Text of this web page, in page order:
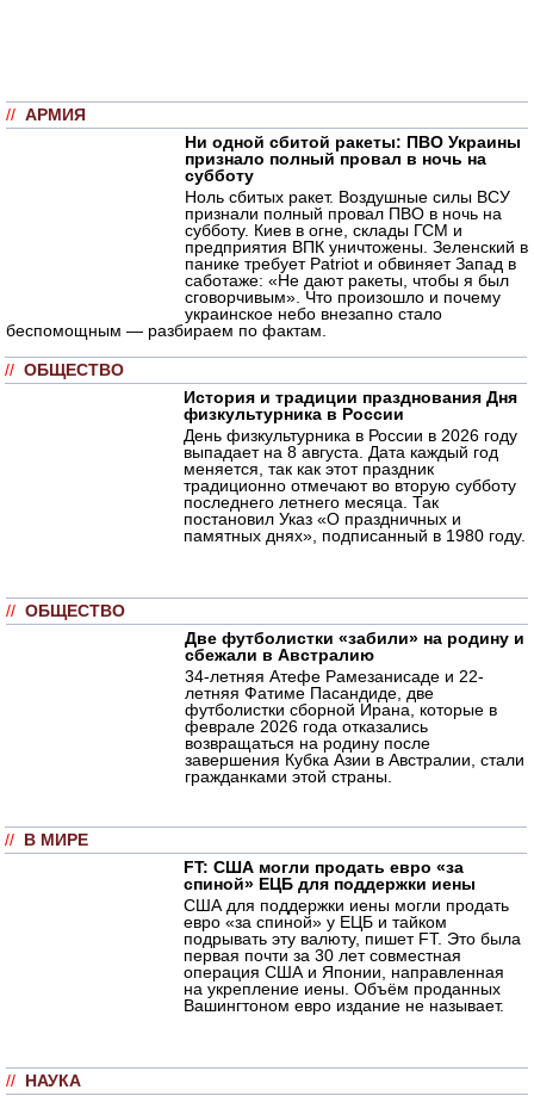
// АРМИЯ
Ни одной сбитой ракеты: ПВО Украины
признало полный провал в ночь на
субботу
Ноль сбитых ракет. Воздушные силы ВСУ
признали полный провал ПВО в ночь на
субботу. Киев в огне, склады ГСМ и
предприятия ВПК уничтожены. Зеленский в
панике требует Patriot и обвиняет Запад в
саботаже: «Не дают ракеты, чтобы я был
сговорчивым». Что произошло и почему
украинское небо внезапно стало
беспомощным — разбираем по фактам.
// ОБЩЕСТВО
История и традиции празднования Дня
физкультурника в России
День физкультурника в России в 2026 году
выпадает на 8 августа. Дата каждый год
меняется, так как этот праздник
традиционно отмечают во вторую субботу
последнего летнего месяца. Так
постановил Указ «О праздничных и
памятных днях», подписанный в 1980 году.
// ОБЩЕСТВО
Две футболистки «забили» на родину и
сбежали в Австралию
34-летняя Атефе Рамезанисаде и 22-
летняя Фатиме Пасандиде, две
футболистки сборной Ирана, которые в
феврале 2026 года отказались
возвращаться на родину после
завершения Кубка Азии в Австралии, стали
гражданками этой страны.
// В МИРЕ
FT: США могли продать евро «за
спиной» ЕЦБ для поддержки иены
США для поддержки иены могли продать
евро «за спиной» у ЕЦБ и тайком
подрывать эту валюту, пишет FT. Это была
первая почти за 30 лет совместная
операция США и Японии, направленная
на укрепление иены. Объём проданных
Вашингтоном евро издание не называет.
// НАУКА